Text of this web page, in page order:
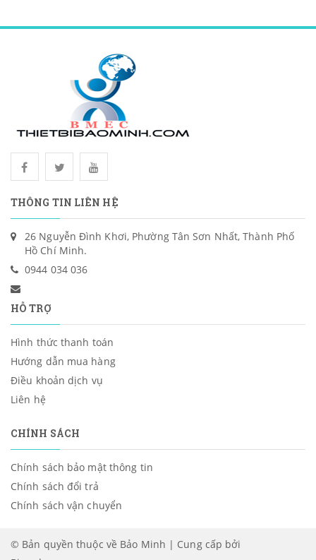
THÔNG TIN LIÊN HỆ
26 Nguyễn Đình Khơi, Phường Tân Sơn Nhất, Thành Phố
Hồ Chí Minh.
0944 034 036
HỖ TRỢ
Hình thức thanh toán
Hướng dẫn mua hàng
Điều khoản dịch vụ
Liên hệ
CHÍNH SÁCH
Chính sách bảo mật thông tin
Chính sách đổi trả
Chính sách vận chuyển
© Bản quyền thuộc về Bảo Minh | Cung cấp bởi